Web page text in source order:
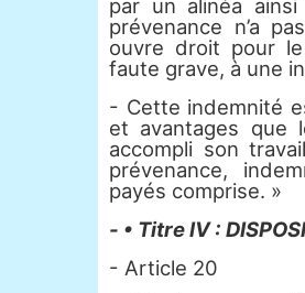
par un alinéa
prévenance n’a
ouvre droit pour
faute grave, à une
- Cette indemnité
et avantages que
accompli son
prévenance,
payés comprise. »
- • Titre IV :
- Article 20